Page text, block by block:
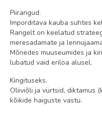
Piirangud.
Imporditava kauba suhtes
Rangelt on keelatud
meresadamate ja
Mõnedes muuseumides ja
lubatud vaid eriloa alusel.
Kingituseks.
Oliiviõli ja vürtsid, diktamus
kõikide haiguste vastu.